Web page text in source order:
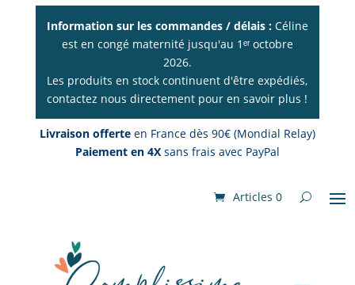
Information sur les commandes / délais : Céline
est en congé maternité jusqu'au 1ᵉʳ octobre
2026.
Les produits en stock continuent d'être expédiés,
contactez nous directement pour en savoir plus !
Livraison offerte en France dès 90€ (Mondial Relay)
Paiement en 4X sans frais avec PayPal
Articles 0